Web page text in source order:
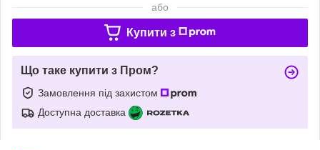
або
Купити з
Що таке купити з Пром?
Замовлення під захистом
Доступна доставка